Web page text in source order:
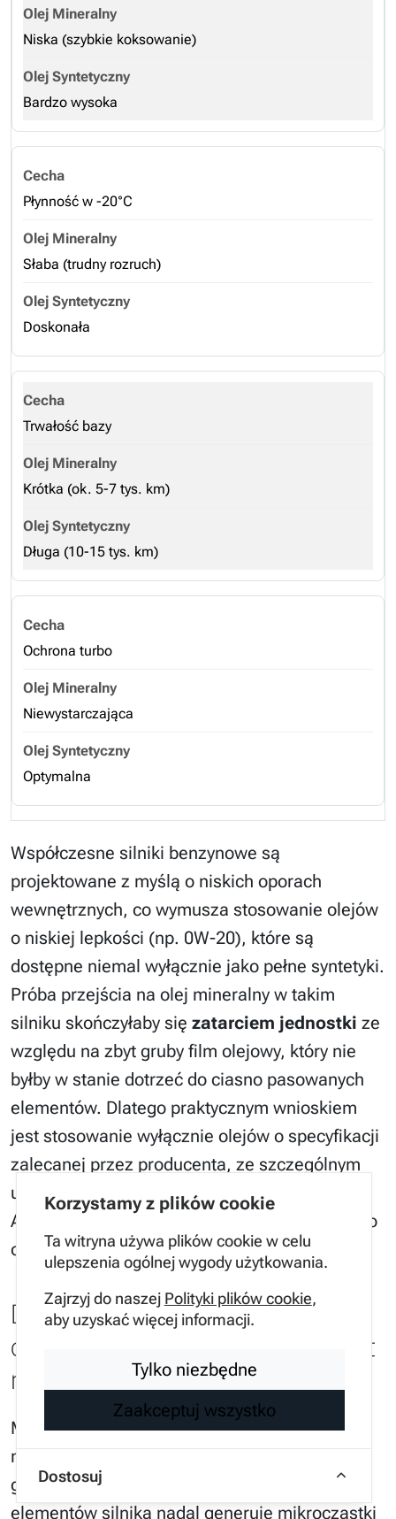
Korzystamy z plików cookie
Ta witryna używa plików cookie w celu
ulepszenia ogólnej wygody użytkowania.
Zajrzyj do naszej Polityki plików cookie,
aby uzyskać więcej informacji.
Tylko niezbędne
Zaakceptuj wszystko
Dostosuj
Niska (szybkie koksowanie)
Bardzo wysoka
Płynność w -20°C
Słaba (trudny rozruch)
Doskonała
Trwałość bazy
Krótka (ok. 5-7 tys. km)
Długa (10-15 tys. km)
Ochrona turbo
Niewystarczająca
Optymalna
Współczesne silniki benzynowe są
projektowane z myślą o niskich oporach
wewnętrznych, co wymusza stosowanie olejów
o niskiej lepkości (np. 0W-20), które są
dostępne niemal wyłącznie jako pełne syntetyki.
Próba przejścia na olej mineralny w takim
silniku skończyłaby się zatarciem jednostki ze
względu na zbyt gruby film olejowy, który nie
byłby w stanie dotrzeć do ciasno pasowanych
elementów. Dlatego praktycznym wnioskiem
jest stosowanie wyłącznie olejów o specyfikacji
zalecanej przez producenta, ze szczególnym
uwzględnieniem norm jakościowych takich jak
API czy ACEA, które definiują zdolność oleju do
ochrony silnika przed zużyciem.
Dlaczego wymiana oleju po
dotarciu nowego silnika jest
nadal dobrą praktyką?
Mimo że nowoczesne metody obróbki
mechanicznej pozwalają na uzyskanie bardzo
gładkich powierzchni, proces docierania się
elementów silnika nadal generuje mikrocząstki